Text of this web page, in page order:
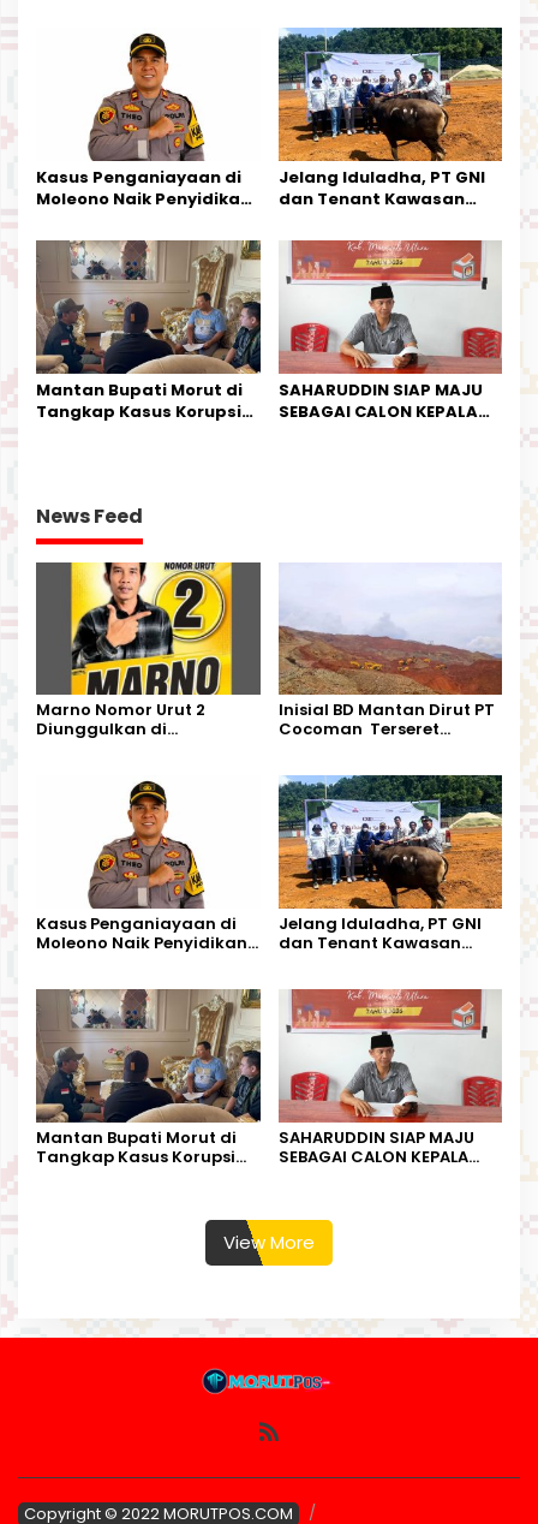
Kesederhanaannya Jadi
Harapan Warga
Tata Kelola Tambang
Kalimantan Barat
Kasus Penganiayaan di
Moleono Naik Penyidikan,
Kesempatan Terakhir
Jelang Iduladha, PT GNI
dan Tenant Kawasan
Kurban
Mantan Bupati Morut di
Tangkap Kasus Korupsi
SAHARUDDIN SIAP MAJU
SEBAGAI CALON KEPALA
News Feed
Marno Nomor Urut 2
Diunggulkan di
Harapan Warga
Inisial BD Mantan Dirut PT
Cocoman Terseret
Kalimantan Barat
Kasus Penganiayaan di
Moleono Naik Penyidikan,
Jelang Iduladha, PT GNI
dan Tenant Kawasan
Mantan Bupati Morut di
Tangkap Kasus Korupsi
SAHARUDDIN SIAP MAJU
SEBAGAI CALON KEPALA
View More
Copyright © 2022 MORUTPOS.COM